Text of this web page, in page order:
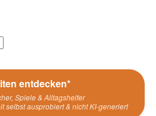
entdecken*
Spiele & Alltagshelfer
selbst ausprobiert & nicht KI-generiert